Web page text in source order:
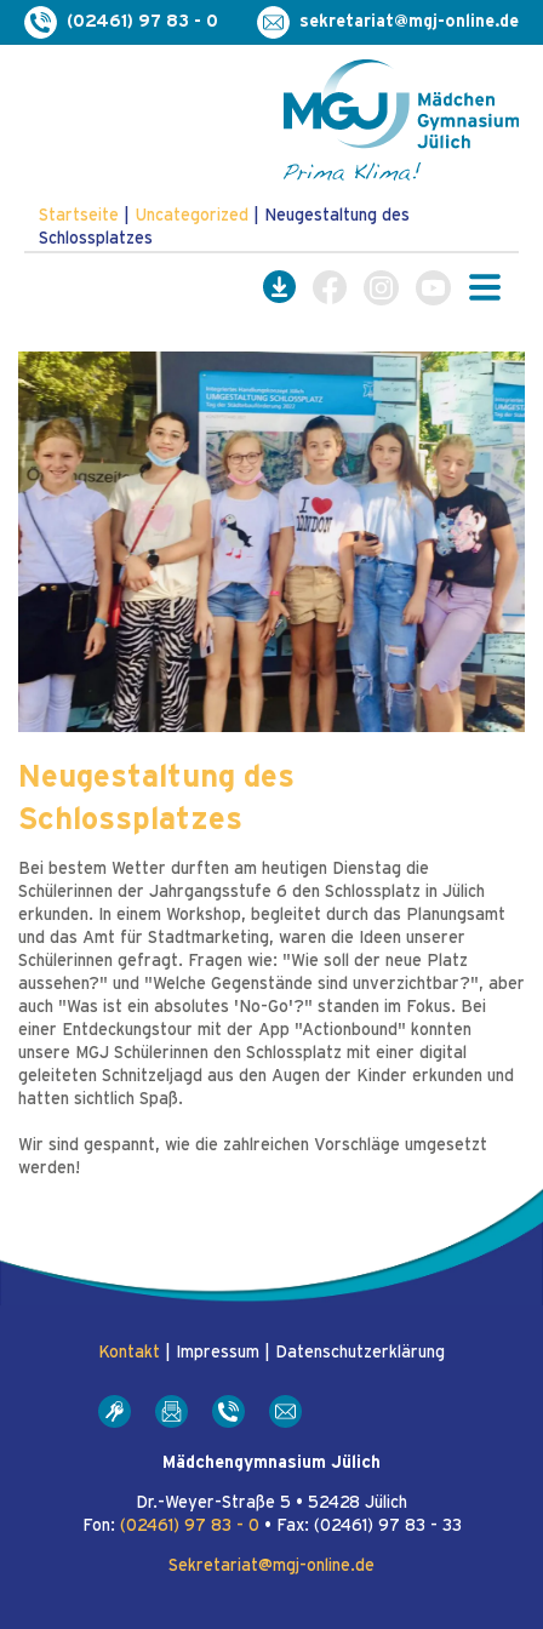
(02461) 97 83 - 0 sekretariat@mgj-online.de
Startseite Uncategorized
Neugestaltung des
Schlossplatzes
Neugestaltung des
Schlossplatzes
Bei bestem Wetter durften am heutigen Dienstag die
Schülerinnen der Jahrgangsstufe 6 den Schlossplatz in Jülich
erkunden. In einem Workshop, begleitet durch das Planungsamt
und das Amt für Stadtmarketing, waren die Ideen unserer
Schülerinnen gefragt. Fragen wie: "Wie soll der neue Platz
aussehen?" und "Welche Gegenstände sind unverzichtbar?", aber
auch "Was ist ein absolutes 'No-Go'?" standen im Fokus. Bei
einer Entdeckungstour mit der App "Actionbound" konnten
unsere MGJ Schülerinnen den Schlossplatz mit einer digital
geleiteten Schnitzeljagd aus den Augen der Kinder erkunden und
hatten sichtlich Spaß.
Wir sind gespannt, wie die zahlreichen Vorschläge umgesetzt
werden!
Kontakt Impressum Datenschutzerklärung
Mädchengymnasium Jülich
Dr.-Weyer-Straße 5 • 52428 Jülich
Fon: (02461) 97 83 - 0 • Fax: (02461) 97 83 - 33
Sekretariat@mgj-online.de